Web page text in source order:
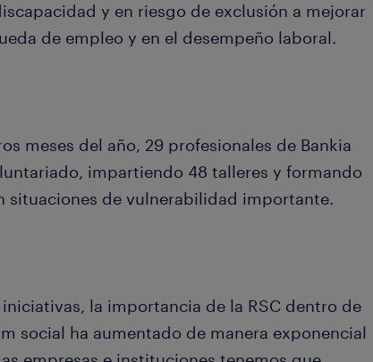
y en riesgo de exclusión a mejorar
de empleo y en el desempeño laboral.
meses del año, 29 profesionales de Bankia
impartiendo 48 talleres y formando
situaciones de vulnerabilidad importante.
la importancia de la RSC dentro de
social ha aumentado de manera exponencial